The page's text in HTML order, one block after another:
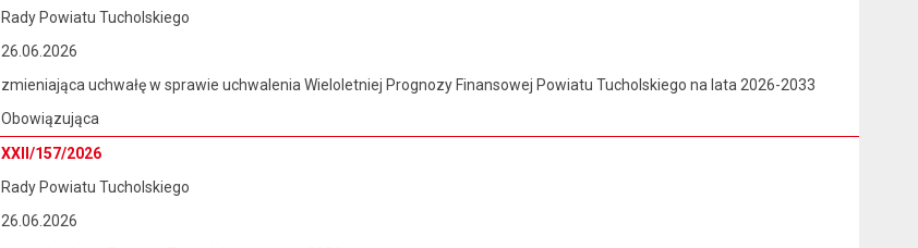
Rady Powiatu Tucholskiego
26.06.2026
zmieniająca uchwałę w sprawie uchwalenia Wieloletniej Prognozy Finansowej Powiatu Tucholskiego na lata 2026-2033
Obowiązująca
XXII/157/2026
Rady Powiatu Tucholskiego
26.06.2026